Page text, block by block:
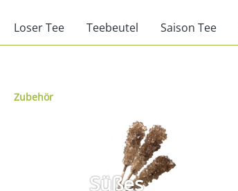
Loser Tee Teebeutel Saison Tee
Zubehör
Süßes